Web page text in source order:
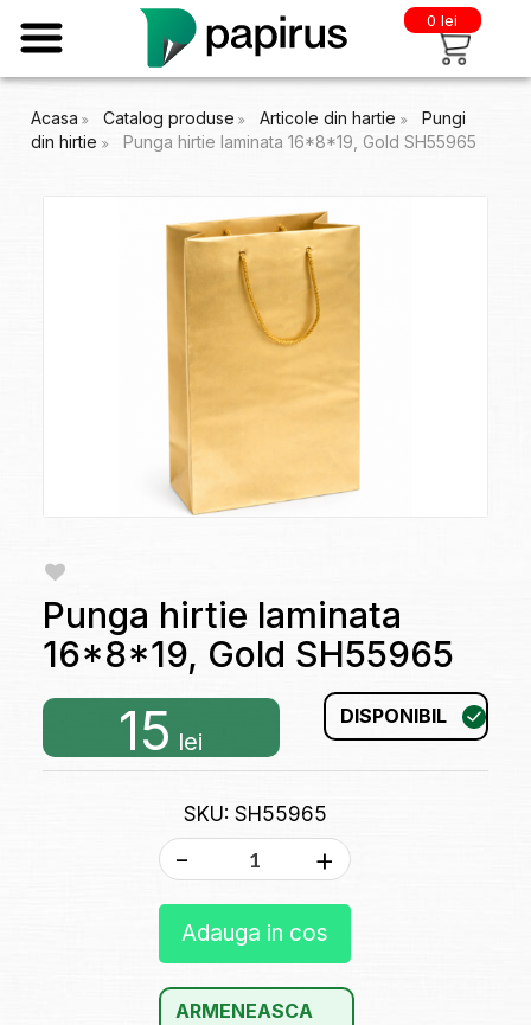
0 lei
Acasa Catalog produse Articole din hartie
Pungi
din hirtie
Punga hirtie laminata 16*8*19, Gold SH55965
Punga hirtie laminata
16*8*19, Gold SH55965
15 lei
DISPONIBIL
SKU: SH55965
- +
Adauga in cos
ARMENEASCA